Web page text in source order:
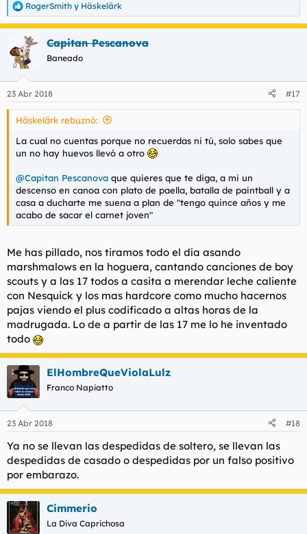
R
e
a
c
i
e
s
RogerSmith y Häskelärk
Capitan Pescanova
Baneado
23 Abr 2018 #17
Häskelärk rebuznó:
La cual no cuentas porque no recuerdas ni tú, solo sabes que
un no hay huevos llevó a otro
@Capitan Pescanova que quieres que te diga, a mi un
descenso en canoa con plato de paella, batalla de paintball y a
casa a ducharte me suena a plan de "tengo quince años y me
acabo de sacar el carnet joven"
Me has pillado, nos tiramos todo el día asando
marshmalows en la hoguera, cantando canciones de boy
scouts y a las 17 todos a casita a merendar leche caliente
con Nesquick y los mas hardcore como mucho hacernos
pajas viendo el plus codificado a altas horas de la
madrugada. Lo de a partir de las 17 me lo he inventado
todo
ElHombreQueViolaLulz
Franco Napiatto
23 Abr 2018 #18
Ya no se llevan las despedidas de soltero, se llevan las
despedidas de casado o despedidas por un falso positivo
por embarazo.
Cimmerio
La Diva Caprichosa